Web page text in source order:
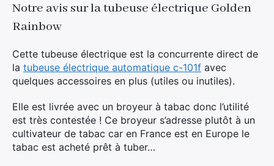
Notre avis sur la tubeuse électrique Golden
Rainbow
Cette tubeuse électrique est la concurrente direct de
la tubeuse électrique automatique c-101f avec
quelques accessoires en plus (utiles ou inutiles).
Elle est livrée avec un broyeur à tabac donc l’utilité
est très contestée ! Ce broyeur s’adresse plutôt à un
cultivateur de tabac car en France est en Europe le
tabac est acheté prêt à tuber…